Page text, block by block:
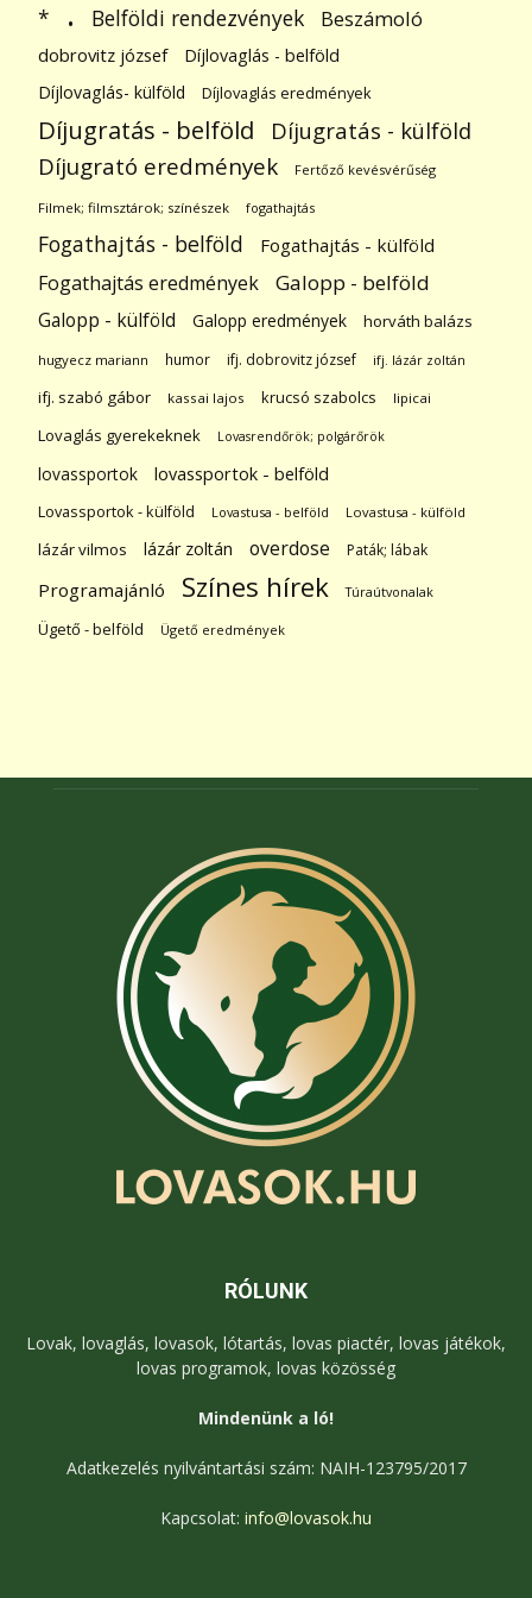
* . Belföldi rendezvények Beszámoló
dobrovitz józsef
Díjlovaglás - belföld
Díjlovaglás- külföld
Díjlovaglás eredmények
Díjugratás - belföld Díjugratás - külföld
Díjugrató eredmények Fertőző kevésvérűség
Filmek; filmsztárok; színészek fogathajtás
Fogathajtás - belföld Fogathajtás - külföld
Fogathajtás eredmények Galopp - belföld
Galopp - külföld Galopp eredmények horváth balázs
hugyecz mariann humor ifj. dobrovitz józsef ifj. lázár zoltán
ifj. szabó gábor kassai lajos krucsó szabolcs lipicai
Lovaglás gyerekeknek Lovasrendőrök; polgárőrök
lovassportok lovassportok - belföld
Lovassportok - külföld Lovastusa - belföld Lovastusa - külföld
lázár vilmos lázár zoltán overdose Paták; lábak
Programajánló Színes hírek Túraútvonalak
Ügető - belföld Ügető eredmények
RÓLUNK
Lovak, lovaglás, lovasok, lótartás, lovas piactér, lovas játékok,
lovas programok, lovas közösség
Mindenünk a ló!
Adatkezelés nyilvántartási szám: NAIH-123795/2017
Kapcsolat: info@lovasok.hu